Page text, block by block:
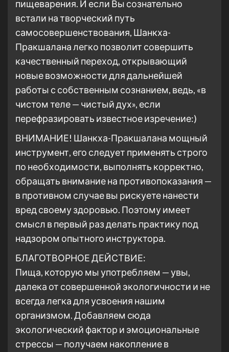
пищеварения. И если Вы сознательно
встали на творческий путь
самосовершенствования, Шанкха-
Пракшалана легко позволит совершить
качественный переход, открывающий
новые возможности для дальнейшей
работы с собственным сознанием, ведь, «в
чистом теле — чистый дух», если
перефразировать известное изречение:)
ВНИМАНИЕ! Шанкха-Пракшалана мощный
инструмент, его следует применять строго
по необходимости, выполнять корректно,
обращать внимание на противопоказания —
в противном случае вы рискуете нанести
вред своему здоровью. Поэтому имеет
смысл в первый раз делать практику под
надзором опытного инструктора.
БЛАГОТВОРНОЕ ДЕЙСТВИЕ:
Пища, которую мы употребляем — увы,
далека от совершенной экологичности и не
всегда легка для усвоения нашим
организмом. Добавляем сюда
экологический фактор и эмоциональные
стрессы — получаем накопление в